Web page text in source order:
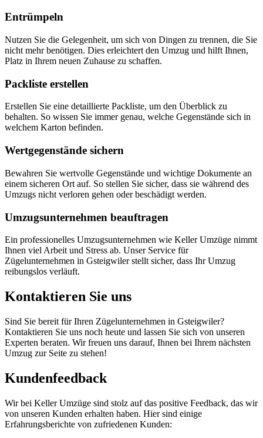
Entrümpeln
Nutzen Sie die Gelegenheit, um sich von Dingen zu trennen, die Sie
nicht mehr benötigen. Dies erleichtert den Umzug und hilft Ihnen,
Platz in Ihrem neuen Zuhause zu schaffen.
Packliste erstellen
Erstellen Sie eine detaillierte Packliste, um den Überblick zu
behalten. So wissen Sie immer genau, welche Gegenstände sich in
welchem Karton befinden.
Wertgegenstände sichern
Bewahren Sie wertvolle Gegenstände und wichtige Dokumente an
einem sicheren Ort auf. So stellen Sie sicher, dass sie während des
Umzugs nicht verloren gehen oder beschädigt werden.
Umzugsunternehmen beauftragen
Ein professionelles Umzugsunternehmen wie Keller Umzüge nimmt
Ihnen viel Arbeit und Stress ab. Unser Service für
Zügelunternehmen in Gsteigwiler stellt sicher, dass Ihr Umzug
reibungslos verläuft.
Kontaktieren Sie uns
Sind Sie bereit für Ihren Zügelunternehmen in Gsteigwiler?
Kontaktieren Sie uns noch heute und lassen Sie sich von unseren
Experten beraten. Wir freuen uns darauf, Ihnen bei Ihrem nächsten
Umzug zur Seite zu stehen!
Kundenfeedback
Wir bei Keller Umzüge sind stolz auf das positive Feedback, das wir
von unseren Kunden erhalten haben. Hier sind einige
Erfahrungsberichte von zufriedenen Kunden: